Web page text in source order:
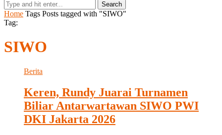
Search
Home Tags Posts tagged with "SIWO"
Tag:
SIWO
Berita
Keren, Rundy Juarai Turnamen
Biliar Antarwartawan SIWO PWI
DKI Jakarta 2026